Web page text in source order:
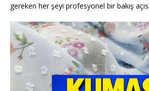
gereken her şeyi profesyonel bir bakış